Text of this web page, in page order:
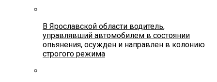
В Ярославской области водитель,
управлявший автомобилем в состоянии
опьянения, осужден и направлен в колонию
строгого режима